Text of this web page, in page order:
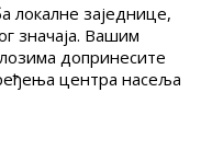
локалне заједнице,
значаја. Вашим
допринесите
центра насеља